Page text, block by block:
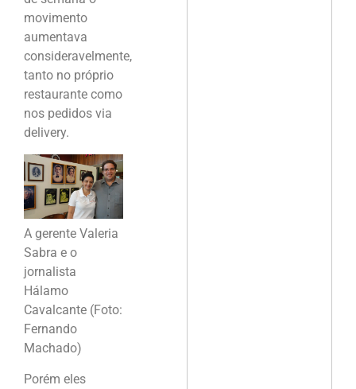
movimento
aumentava
consideravelmente,
tanto no próprio
restaurante como
nos pedidos via
delivery.
A gerente Valeria
Sabra e o
jornalista
Hálamo
Cavalcante (Foto:
Fernando
Machado)
Porém eles